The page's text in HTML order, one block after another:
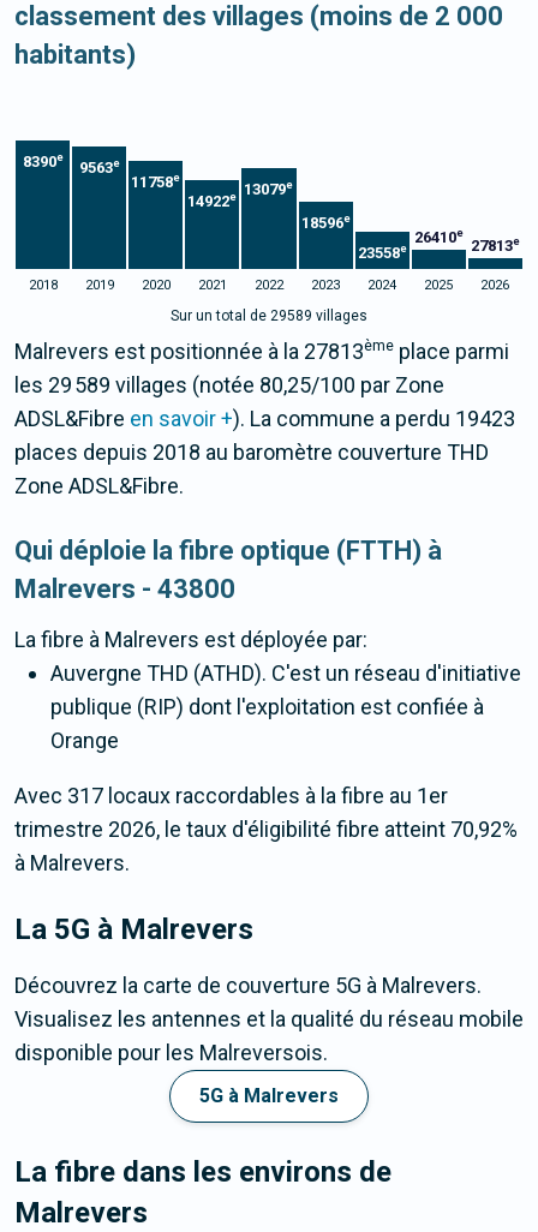
classement des villages (moins de 2 000
habitants)
8390e
9563e
11758e
14922e 13079e
18596e
23558e
26410e
27813e
2018 2019 2020 2021 2022 2023 2024 2025 2026
Sur un total de 29589 villages
Malrevers est positionnée à la 27813ème place parmi
les 29 589 villages (notée 80,25/100 par Zone
ADSL&Fibre en savoir +). La commune a perdu 19423
places depuis 2018 au baromètre couverture THD
Zone ADSL&Fibre.
Qui déploie la fibre optique (FTTH) à
Malrevers - 43800
La fibre à Malrevers est déployée par:
Auvergne THD (ATHD). C'est un réseau d'initiative
publique (RIP) dont l'exploitation est confiée à
Orange
Avec 317 locaux raccordables à la fibre au 1er
trimestre 2026, le taux d'éligibilité fibre atteint 70,92%
à Malrevers.
La 5G à Malrevers
Découvrez la carte de couverture 5G à Malrevers.
Visualisez les antennes et la qualité du réseau mobile
disponible pour les Malreversois.
5G à Malrevers
La fibre dans les environs de
Malrevers